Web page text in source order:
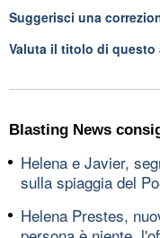
Suggerisci una
Valuta il titolo di questo
Blasting News
Helena e Javier,
sulla spiaggia del
Helena Prestes,